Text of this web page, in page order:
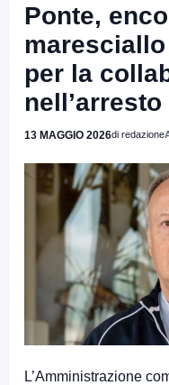
Ponte,
maresciallo
per la
13 MAGGIO 2026di redazione
L’Amministrazione